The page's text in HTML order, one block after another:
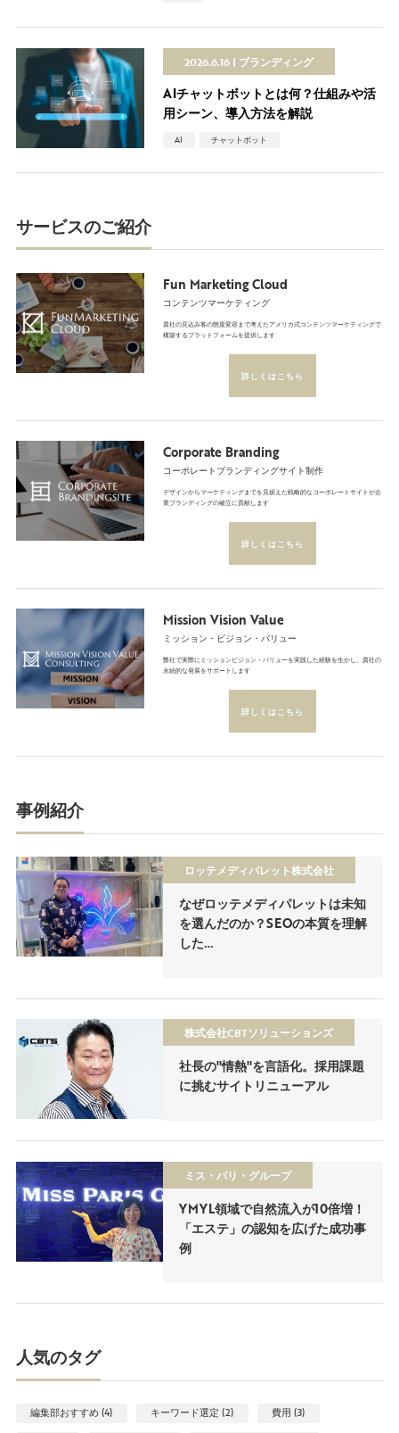
2026.6.16 ブランディング
AIチャットボットとは何？仕組みや活
用シーン、導入方法を解説
AI チャットボット
サービスのご紹介
Fun Marketing Cloud
コンテンツマーケティング
貴社の見込み客の態度変容まで考えたアメリカ式コンテンツマーケティングで
構築するプラットフォームを提供します
詳しくはこちら
Corporate Branding
コーポレートブランディングサイト制作
デザインからマーケティングまでを見据えた戦略的なコーポレートサイトが企
業ブランディングの確立に貢献します
詳しくはこちら
Mission Vision Value
ミッション・ビジョン・バリュー
弊社で実際にミッションビジョン・バリューを実践した経験を生かし、貴社の
永続的な発展をサポートします
詳しくはこちら
事例紹介
ロッテメディパレット株式会社
なぜロッテメディパレットは未知
を選んだのか？SEOの本質を理解
した…
株式会社CBTソリューションズ
社長の"情熱"を言語化。採用課題
に挑むサイトリニューアル
ミス・パリ・グループ
YMYL領域で自然流入が10倍増！
「エステ」の認知を広げた成功事
例
人気のタグ
編集部おすすめ (4) キーワード選定 (2)
費用 (3)